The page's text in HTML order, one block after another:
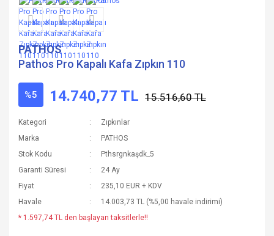
PATHOS
Pathos Pro Kapalı Kafa Zıpkın 110
%5 14.740,77 TL 15.516,60 TL
Kategori
Zıpkınlar
Marka
PATHOS
Stok Kodu
Pthsrgnkaşdk_5
Garanti Süresi
24 Ay
Fiyat
235,10 EUR + KDV
Havale
14.003,73 TL (%5,00 havale indirimi)
* 1.597,74 TL den başlayan taksitlerle!!